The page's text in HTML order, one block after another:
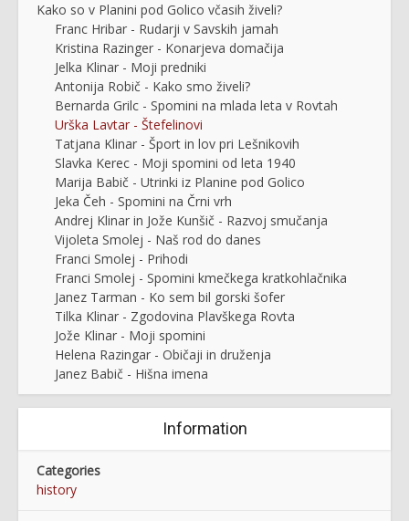
Kako so v Planini pod Golico včasih živeli?
Franc Hribar - Rudarji v Savskih jamah
Kristina Razinger - Konarjeva domačija
Jelka Klinar - Moji predniki
Antonija Robič - Kako smo živeli?
Bernarda Grilc - Spomini na mlada leta v Rovtah
Urška Lavtar - Štefelinovi
Tatjana Klinar - Šport in lov pri Lešnikovih
Slavka Kerec - Moji spomini od leta 1940
Marija Babič - Utrinki iz Planine pod Golico
Jeka Čeh - Spomini na Črni vrh
Andrej Klinar in Jože Kunšič - Razvoj smučanja
Vijoleta Smolej - Naš rod do danes
Franci Smolej - Prihodi
Franci Smolej - Spomini kmečkega kratkohlačnika
Janez Tarman - Ko sem bil gorski šofer
Tilka Klinar - Zgodovina Plavškega Rovta
Jože Klinar - Moji spomini
Helena Razingar - Običaji in druženja
Janez Babič - Hišna imena
Information
Categories
history